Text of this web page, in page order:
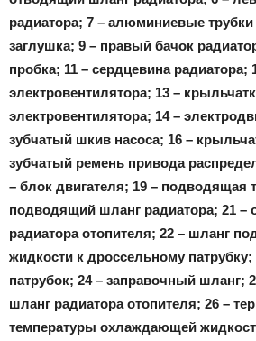
радиатора; 7 – алюминиевые трубки
заглушка; 9 – правый бачок
пробка; 11 – сердцевина радиатора;
электровентилятора; 13 –
электровентилятора; 14 –
зубчатый шкив насоса; 16 –
зубчатый ремень привода
– блок двигателя; 19 – подводящая
подводящий шланг радиатора; 21 –
радиатора отопителя; 22 – шланг
жидкости к дроссельному
патрубок; 24 – заправочный шланг;
шланг радиатора отопителя; 26 –
температуры охлаждающей